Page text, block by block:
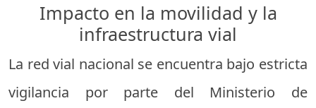
Impacto en la movilidad y la
infraestructura vial
La red vial nacional se encuentra bajo estricta
vigilancia por parte del Ministerio de